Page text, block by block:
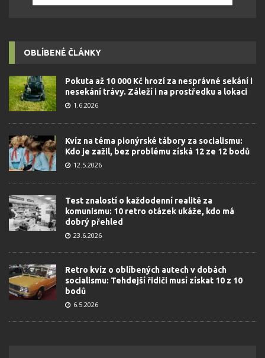
OBLÍBENÉ ČLÁNKY
Pokuta až 10 000 Kč hrozí za nesprávné sekání i
nesekání trávy. Záleží i na prostředku a lokaci
1.6.2026
Kvíz na téma pionýrské tábory za socialismu:
Kdo je zažil, bez problému získá 12 ze 12 bodů
12.5.2026
Test znalostí o každodenní realitě za
komunismu: 10 retro otázek ukáže, kdo má
dobrý přehled
23.6.2026
Retro kvíz o oblíbených autech v dobách
socialismu: Tehdejší řidiči musí získat 10 z 10
bodů
6.5.2026